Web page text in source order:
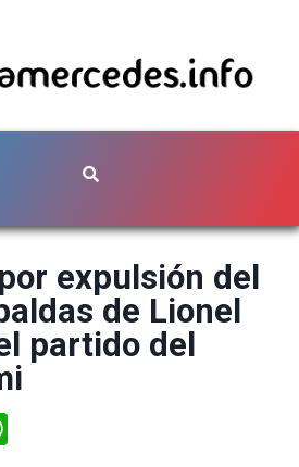
expulsión del
de Lionel
partido del